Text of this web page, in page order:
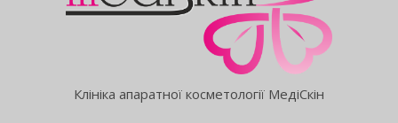
Клініка апаратної косметології МедіСкін